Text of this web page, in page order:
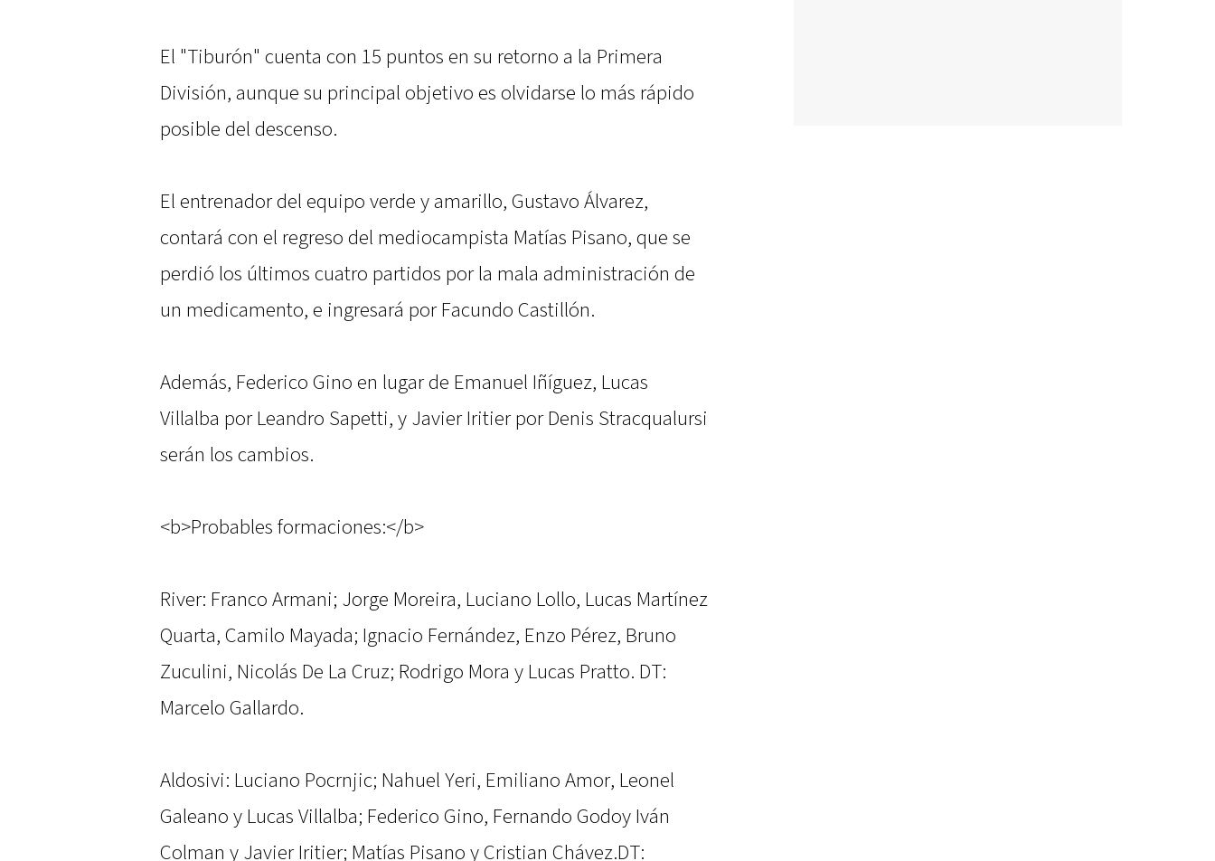
El "Tiburón" cuenta con 15 puntos en su retorno a la Primera
División, aunque su principal objetivo es olvidarse lo más rápido
posible del descenso.
El entrenador del equipo verde y amarillo, Gustavo Álvarez,
contará con el regreso del mediocampista Matías Pisano, que se
perdió los últimos cuatro partidos por la mala administración de
un medicamento, e ingresará por Facundo Castillón.
Además, Federico Gino en lugar de Emanuel Iñíguez, Lucas
Villalba por Leandro Sapetti, y Javier Iritier por Denis Stracqualursi
serán los cambios.
<b>Probables formaciones:</b>
River: Franco Armani; Jorge Moreira, Luciano Lollo, Lucas Martínez
Quarta, Camilo Mayada; Ignacio Fernández, Enzo Pérez, Bruno
Zuculini, Nicolás De La Cruz; Rodrigo Mora y Lucas Pratto. DT:
Marcelo Gallardo.
Aldosivi: Luciano Pocrnjic; Nahuel Yeri, Emiliano Amor, Leonel
Galeano y Lucas Villalba; Federico Gino, Fernando Godoy Iván
Colman y Javier Iritier; Matías Pisano y Cristian Chávez.DT: